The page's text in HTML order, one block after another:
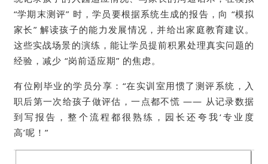
“学期末测评” 时，学员要根据系统生成的报告，向 “模拟
家长” 解读孩子的能力发展情况，并给出家庭教育建议。
这些实战场景的演练，能让学员提前积累处理真实问题的
经验，减少 “岗前适应期” 的焦虑。
有位刚毕业的学员分享：“在实训室用惯了测评系统，入
职后第一次给孩子做评估，一点都不慌 —— 从记录数据
到写报告，整个流程都很熟练，园长还夸我‘专业度
高’呢！”